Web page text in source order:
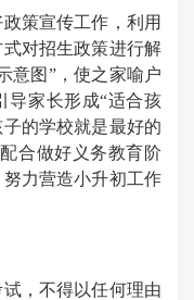
策宣传工作，利用
对招生政策进行解
意图”，使之家喻户
导家长形成“适合孩
的学校就是最好的
合做好义务教育阶
力营造小升初工作
，不得以任何理由